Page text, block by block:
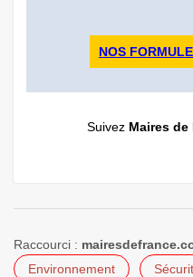
NOS
Suivez Maires de
Raccourci :
Environnement